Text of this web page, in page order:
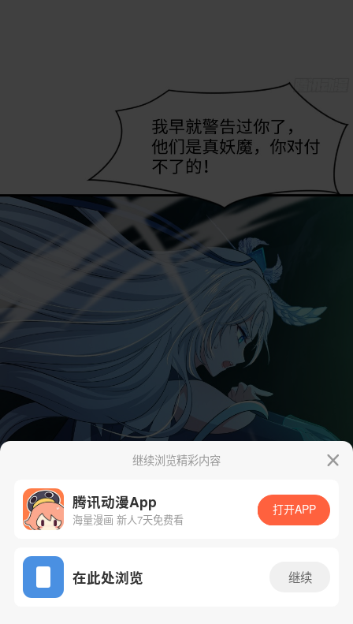
App免费看
继续浏览精彩内容
腾讯动漫App
海量漫画 新人7天免费看
打开APP
在此处浏览 继续